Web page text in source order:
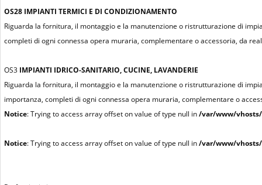
OS28 IMPIANTI TERMICI E DI CONDIZIONAMENTO
Riguarda la fornitura, il montaggio e la manutenzione o ristrutturazione di
completi di ogni connessa opera muraria, complementare o accessoria, da
OS3 IMPIANTI IDRICO-SANITARIO, CUCINE, LAVANDERIE
Riguarda la fornitura, il montaggio e la manutenzione o ristrutturazione di
importanza, completi di ogni connessa opera muraria, complementare o
Notice: Trying to access array offset on value of type null in/var/www/
Notice: Trying to access array offset on value of type null in/var/www/